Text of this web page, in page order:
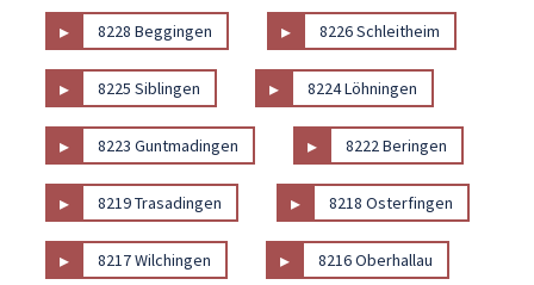
▸ 8228 Beggingen ▸ 8226 Schleitheim
▸ 8225 Siblingen ▸ 8224 Löhningen
▸ 8223 Guntmadingen ▸ 8222 Beringen
▸ 8219 Trasadingen ▸ 8218 Osterfingen
▸ 8217 Wilchingen ▸ 8216 Oberhallau